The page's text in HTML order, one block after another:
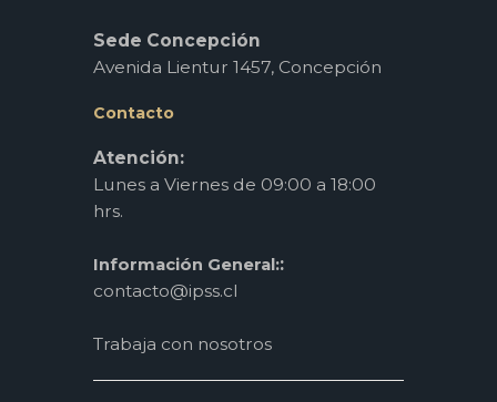
Sede Concepción
Avenida Lientur 1457, Concepción
Contacto
Atención:
Lunes a Viernes de 09:00 a 18:00
hrs.
Información General::
contacto@ipss.cl
Trabaja con nosotros